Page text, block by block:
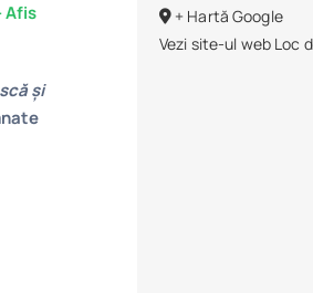
Afis
și
+ Hartă Google
Vezi site-ul web Loc